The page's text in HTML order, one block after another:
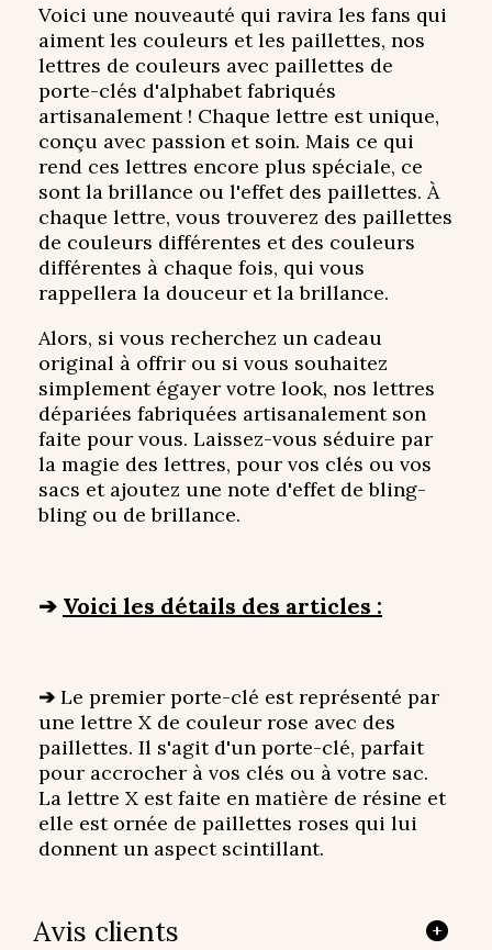
Voici une nouveauté qui ravira les fans qui
aiment les couleurs et les paillettes, nos
lettres de couleurs avec paillettes de
porte-clés d'alphabet fabriqués
artisanalement ! Chaque lettre est unique,
conçu avec passion et soin. Mais ce qui
rend ces lettres encore plus spéciale, ce
sont la brillance ou l'effet des paillettes. À
chaque lettre, vous trouverez des paillettes
de couleurs différentes et des couleurs
différentes à chaque fois, qui vous
rappellera la douceur et la brillance.
Alors, si vous recherchez un cadeau
original à offrir ou si vous souhaitez
simplement égayer votre look, nos lettres
dépariées fabriquées artisanalement son
faite pour vous. Laissez-vous séduire par
la magie des lettres, pour vos clés ou vos
sacs et ajoutez une note d'effet de bling-
bling ou de brillance.
➔ Voici les détails des articles :
➔ Le premier porte-clé est représenté par
une lettre X de couleur rose avec des
paillettes. Il s'agit d'un porte-clé, parfait
pour accrocher à vos clés ou à votre sac.
La lettre X est faite en matière de résine et
elle est ornée de paillettes roses qui lui
donnent un aspect scintillant.
Avis clients